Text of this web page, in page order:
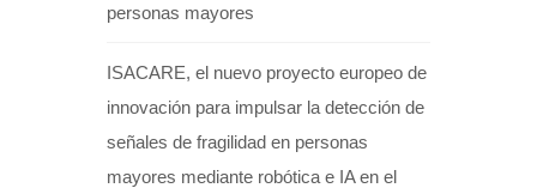
personas mayores
ISACARE, el nuevo proyecto europeo de
innovación para impulsar la detección de
señales de fragilidad en personas
mayores mediante robótica e IA en el